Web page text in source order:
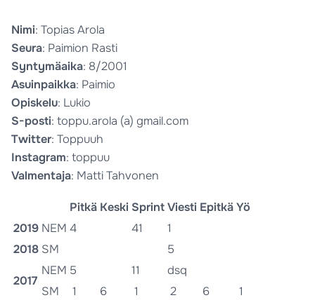
Nimi: Topias Arola
Seura: Paimion Rasti
Syntymäaika: 8/2001
Asuinpaikka: Paimio
Opiskelu: Lukio
S-posti: toppu.arola (a) gmail.com
Twitter: Toppuuh
Instagram: toppuu
Valmentaja: Matti Tahvonen
Pitkä Keski SprintViesti EpitkäYö
2019 NEM 4 41
1
2018 SM 5
2017
NEM 5 11
dsq
SM
1 6 1 2 6 1